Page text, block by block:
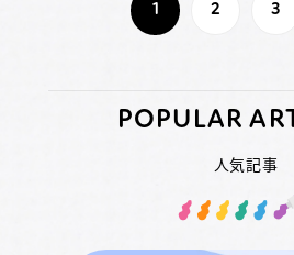
1 2 3
POPULAR
人気記事